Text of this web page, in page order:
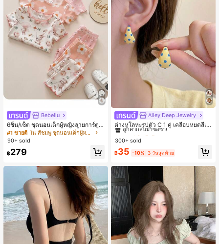
Bebeilu
6ชิ้น/เซ็ต ชุดนอนเด็กผู้หญิงลายการ์ตูน
หมีและดอกไม้ คอกลม แขนสั้น กางเกง
ขาสั้น ขอบระบาย สวมใส่สบาย
#1 ขายดี
ใน สีชมพู ชุดนอนเด็กผู้หญิง
90+ sold
฿279
Alley Deep Jewelry
ต่างหูโลหะรูปตัว C 1 คู่ เคลือบหยดสีเห
ลือง ลายจุดสีน้ำเงิน สไตล์ยุโรปและอเม
ริกัน แฟชั่นส่วนตัว หวานและสง่างาม
สำหรับผู้หญิงและเด็กหญิง สำหรับการเ
ดินทาง งานแต่งงาน ปาร์ตี้ วันเกิด ของ
#1 ขายดี ใน โบโฮ ต่างหูผู้หญิง
ลูกค้ากลับมาซื้อซ้ำ!
เกือบหมดแล้ว!
#1 ขายดี ใน โบโฮ ต่างหูผู้หญิง
ลูกค้ากลับมาซื้อซ้ำ!
เกือบหมดแล้ว!
#1 ขายดี ใน โบโฮ ต่างหูผู้หญิง
ลูกค้ากลับมาซื้อซ้ำ!
เกือบหมดแล้ว!
#1 ขายดี ใน โบโฮ ต่างหูผู้หญิง
เกือบหมดแล้ว!
300+ sold
฿35 -10% 3 วันสุดท้าย